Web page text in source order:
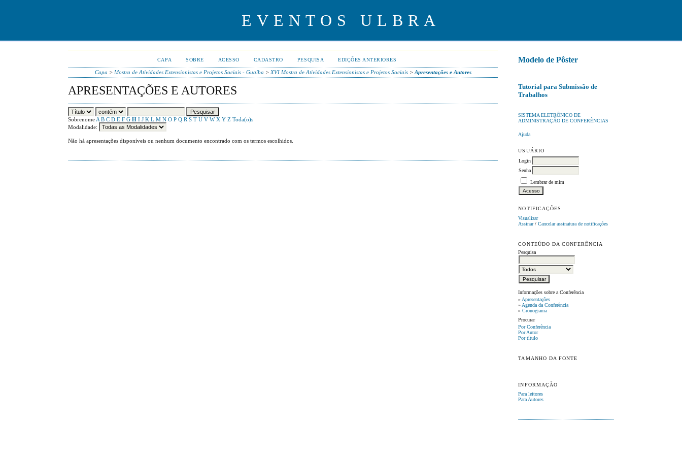
EVENTOS ULBRA
Modelo de Pôster
Tutorial para Submissão de
Trabalhos
SISTEMA ELETRÔNICO DE
ADMINISTRAÇÃO DE CONFERÊNCIAS
Ajuda
USUÁRIO
Login
Senha
Lembrar de mim
NOTIFICAÇÕES
Visualizar
Assinar/Cancelar assinatura de notificações
CONTEÚDO DA CONFERÊNCIA
Pesquisa
Informações sobre a Conferência
» Apresentações
» Agenda da Conferência
»Cronograma
Procurar
Por Conferência
Por Autor
Por título
TAMANHO DA FONTE
INFORMAÇÃO
Para leitores
Para Autores
CAPA SOBRE ACESSO CADASTRO PESQUISA EDIÇÕES ANTERIORES
Capa > Mostra de Atividades Extensionistas e Projetos Sociais - Guaíba > XVI Mostra de Atividades Extensionistas e Projetos Sociais> Apresentações e Autores
APRESENTAÇÕES E AUTORES
Sobrenome A B C D E F G H I J K L M N O P Q R S T U V W X Y Z Toda(o)s
Modalidade:
Não há apresentações disponíveis ou nenhum documento encontrado com os termos escolhidos.